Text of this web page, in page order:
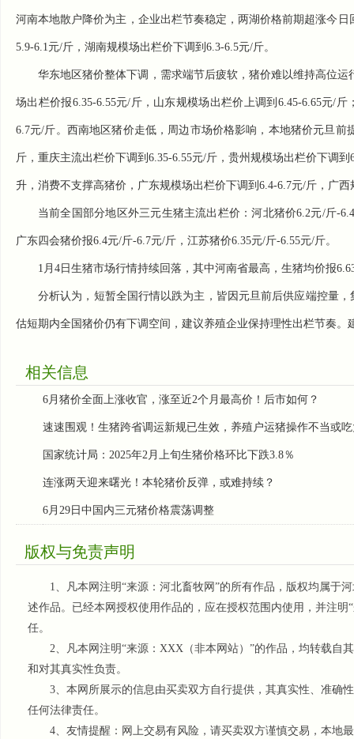
河南本地散户降价为主，企业出栏节奏稳定，两湖价格前期超涨今
5.9-6.1元/斤，湖南规模场出栏价下调到6.3-6.5元/斤。
华东地区猪价整体下调，需求端节后疲软，猪价难以维持高位
场出栏价报6.35-6.55元/斤，山东规模场出栏价上调到6.45-6.65元/
6.7元/斤。西南地区猪价走低，周边市场价格影响，本地猪价元旦
斤，重庆主流出栏价下调到6.35-6.55元/斤，贵州规模场出栏价下调
升，消费不支撑高猪价，广东规模场出栏价下调到6.4-6.7元/斤，广
当前全国部分地区外三元生猪主流出栏价：河北猪价6.2元/斤-
广东四会猪价报6.4元/斤-6.7元/斤，江苏猪价6.35元/斤-6.55元/斤。
1月4日 生猪市场行情持续回落，其中河南省最高，生猪均价报
分析认为，短暂全国行情以跌为主，皆因元旦前后供应端控量
估短期内全国猪价仍有下调空间，建议养殖企业保持理性出栏节奏
相关信息
6月猪价全面上涨收官，涨至近2个月最高价！后市如何？
速速围观！生猪跨省调运新规已生效，养殖户运猪操作不当或
国家统计局：2025年2月上旬生猪价格环比下跌3.8％
连涨两天迎来曙光！本轮猪价反弹，或难持续？
6月29日中国内三元猪价格震荡调整
版权与免责声明
1、凡本网注明“来源：河北畜牧网”的所有作品，版权均属于
述作品。已经本网授权使用作品的，应在授权范围内使用，并注
任。
2、凡本网注明“来源：XXX（非本网站）”的作品，均转载自
和对其真实性负责。
3、本网所展示的信息由买卖双方自行提供，其真实性、准确
任何法律责任。
4、友情提醒：网上交易有风险，请买卖双方谨慎交易，本地